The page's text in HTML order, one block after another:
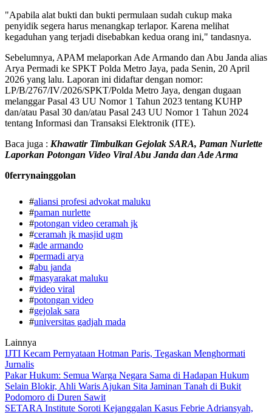
"Apabila alat bukti dan bukti permulaan sudah cukup maka
penyidik segera harus menangkap terlapor. Karena melihat
kegaduhan yang terjadi disebabkan kedua orang ini," tandasnya.
Sebelumnya, APAM melaporkan Ade Armando dan Abu Janda alias
Arya Permadi ke SPKT Polda Metro Jaya, pada Senin, 20 April
2026 yang lalu. Laporan ini didaftar dengan nomor:
LP/B/2767/IV/2026/SPKT/Polda Metro Jaya, dengan dugaan
melanggar Pasal 43 UU Nomor 1 Tahun 2023 tentang KUHP
dan/atau Pasal 30 dan/atau Pasal 243 UU Nomor 1 Tahun 2024
tentang Informasi dan Transaksi Elektronik (ITE).
Baca juga : Khawatir Timbulkan Gejolak SARA, Paman Nurlette
Laporkan Potongan Video Viral Abu Janda dan Ade Arma
0ferrynainggolan
#aliansi profesi advokat maluku
#paman nurlette
#potongan video ceramah jk
#ceramah jk masjid ugm
#ade armando
#permadi arya
#abu janda
#masyarakat maluku
#video viral
#potongan video
#gejolak sara
#universitas gadjah mada
Lainnya
IJTI Kecam Pernyataan Hotman Paris, Tegaskan Menghormati
Jurnalis
Pakar Hukum: Semua Warga Negara Sama di Hadapan Hukum
Selain Blokir, Ahli Waris Ajukan Sita Jaminan Tanah di Bukit
Podomoro di Duren Sawit
SETARA Institute Soroti Kejanggalan Kasus Febrie Adriansyah,